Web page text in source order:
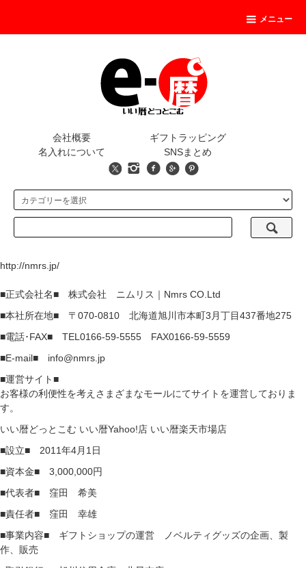
メニュー
会社概要
ギフトラッピング
名入れについて
SNSまとめ
http://nmrs.jp/
■正式会社名■ 株式会社 ニムリス｜Nmrs CO.Ltd
■本社所在地■ 〒070-0810 北海道旭川市本町3月丁目437番地275
■電話･FAX■ TEL0166-59-5555 FAX0166-59-5559
■E-mail■ info@nmrs.jp
■運営サイト■
お客様の利便性を考えさまざまなモールにてサイトを運営しておりま
す。
いい暦どっとこむ いい暦Yahoo!店 いい暦楽天市場店
■設立■ 2011年4月1日
■資本金■ 3,000,000円
■代表者■ 窪田 希美
■責任者■ 窪田 幸雄
■事業内容■ ギフトショップの運営 ノベルティグッズの企画、製
作、販売